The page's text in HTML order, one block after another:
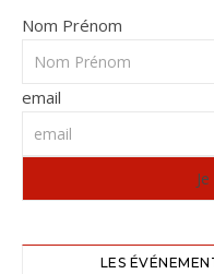
Nom Prénom
email
LES